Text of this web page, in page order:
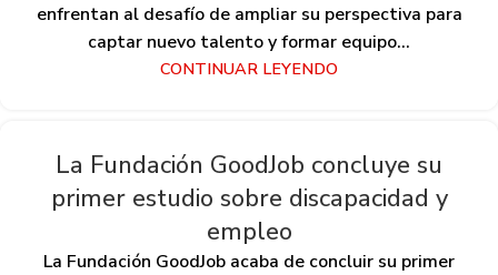
enfrentan al desafío de ampliar su perspectiva para
captar nuevo talento y formar equipo...
CONTINUAR LEYENDO
La Fundación GoodJob concluye su
primer estudio sobre discapacidad y
empleo
La Fundación GoodJob acaba de concluir su primer